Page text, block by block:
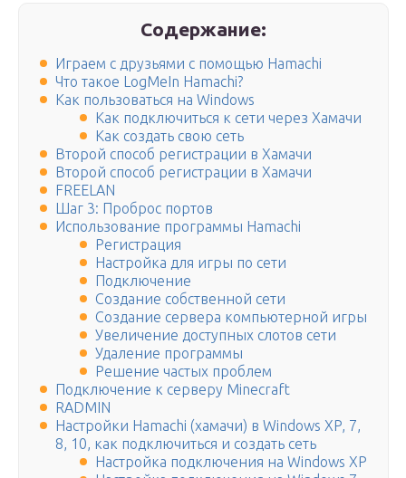
Содержание:
Играем с друзьями с помощью Hamachi
Что такое LogMeIn Hamachi?
Как пользоваться на Windows
Как подключиться к сети через Хамачи
Как создать свою сеть
Второй способ регистрации в Хамачи
Второй способ регистрации в Хамачи
FREELAN
Шаг 3: Проброс портов
Использование программы Hamachi
Регистрация
Настройка для игры по сети
Подключение
Создание собственной сети
Создание сервера компьютерной игры
Увеличение доступных слотов сети
Удаление программы
Решение частых проблем
Подключение к серверу Minecraft
RADMIN
Настройки Hamachi (хамачи) в Windows XP, 7,
8, 10, как подключиться и создать сеть
Настройка подключения на Windows XP